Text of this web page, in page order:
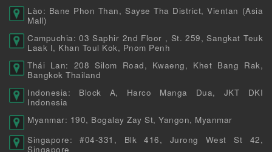
Lào: Bane Phon Than, Sayse Tha District, Vientan (Asia
Mall)
Campuchia: 03 Saphir 2nd Floor , St. 259, Sangkat Teuk
Laak I, Khan Toul Kok, Pnom Penh
Thái Lan: 208 Silom Road, Kwaeng, Khet Bang Rak,
Bangkok Thailand
Indonesia: Block A, Harco Manga Dua, JKT DKI
Indonesia
Myanmar: 190, Bogalay Zay St, Yangon, Myanmar
Singapore: #04-331, Blk 416, Jurong West St 42,
Singapore